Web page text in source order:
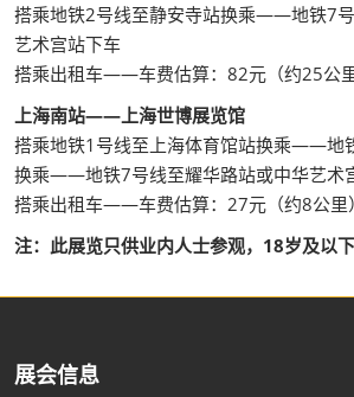
搭乘地铁2号线至静安寺站换乘——地铁7
艺术宫站下车
搭乘出租车——车费估算：82元（约25公里
上海南站——上海世博展览馆
搭乘地铁1号线至上海体育馆站换乘——地
换乘——地铁7号线至耀华路站或中华艺术
搭乘出租车——车费估算：27元（约8公里）
注：此展览只供业内人士参观，18岁及以下
展会信息